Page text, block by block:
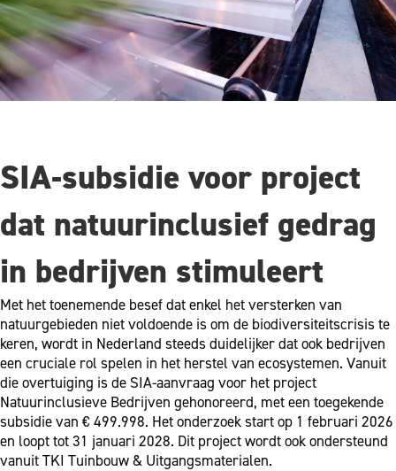
SIA-subsidie voor project
dat natuurinclusief gedrag
in bedrijven stimuleert
Met het toenemende besef dat enkel het versterken van
natuurgebieden niet voldoende is om de biodiversiteitscrisis te
keren, wordt in Nederland steeds duidelijker dat ook bedrijven
een cruciale rol spelen in het herstel van ecosystemen. Vanuit
die overtuiging is de SIA-aanvraag voor het project
Natuurinclusieve Bedrijven gehonoreerd, met een toegekende
subsidie van € 499.998. Het onderzoek start op 1 februari 2026
en loopt tot 31 januari 2028. Dit project wordt ook ondersteund
vanuit TKI Tuinbouw & Uitgangsmaterialen.